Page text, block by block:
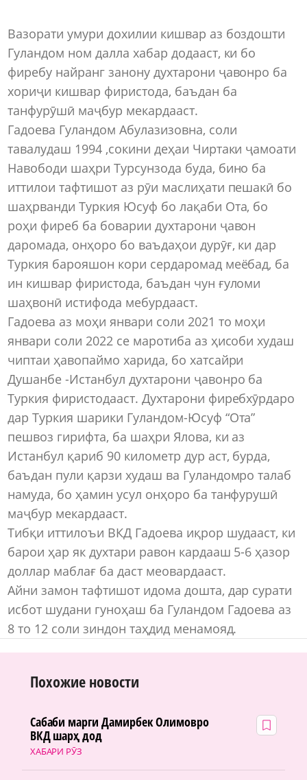
Вазорати умури дохилии кишвар аз боздошти
Гуландом ном далла хабар додааст, ки бо
фиребу найранг занону духтарони ҷавонро ба
хориҷи кишвар фиристода, баъдан ба
танфурӯшӣ маҷбур мекардааст.
Гадоева Гуландом Абулазизовна, соли
тавалудаш 1994 ,сокини деҳаи Чиртаки ҷамоати
Навободи шаҳри Турсунзода буда, бино ба
иттилои тафтишот аз рӯи маслиҳати пешакӣ бо
шаҳрванди Туркия Юсуф бо лақаби Ота, бо
роҳи фиреб ба боварии духтарони ҷавон
даромада, онҳоро бо ваъдаҳои дурӯғ, ки дар
Туркия барояшон кори сердаромад меёбад, ба
ин кишвар фиристода, баъдан чун ғуломи
шаҳвонӣ истифода мебурдааст.
Гадоева аз моҳи январи соли 2021 то моҳи
январи соли 2022 се маротиба аз ҳисоби худаш
чиптаи ҳавопаймо харида, бо хатсайри
Душанбе -Истанбул духтарони ҷавонро ба
Туркия фиристодааст. Духтарони фиребхӯрдаро
дар Туркия шарики Гуландом-Юсуф “Ота”
пешвоз гирифта, ба шаҳри Ялова, ки аз
Истанбул қариб 90 километр дур аст, бурда,
баъдан пули қарзи худаш ва Гуландомро талаб
намуда, бо ҳамин усул онҳоро ба танфурушӣ
маҷбур мекардааст.
Тибқи иттилоъи ВКД Гадоева иқрор шудааст, ки
барои ҳар як духтари равон кардааш 5-6 ҳазор
доллар маблағ ба даст меовардааст.
Айни замон тафтишот идома дошта, дар сурати
исбот шудани гуноҳаш ба Гуландом Гадоева аз
8 то 12 соли зиндон таҳдид менамояд.
Похожие новости
ХАБАРИ РӮЗ
Сабаби марги Дамирбек Олимовро
ВКД шарҳ дод